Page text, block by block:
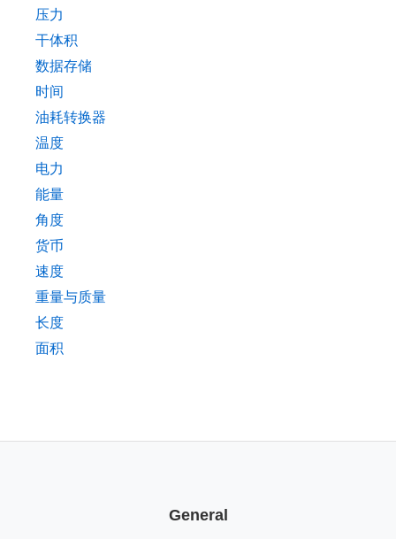
压力
干体积
数据存储
时间
油耗转换器
温度
电力
能量
角度
货币
速度
重量与质量
长度
面积
General